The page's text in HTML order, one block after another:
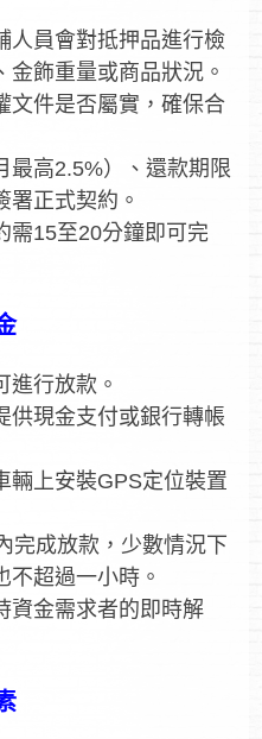
人員會對抵押品進行檢
飾重量或商品狀況。
文件是否屬實，確保合
最高2.5%）、還款期限
署正式契約。
需15至20分鐘即可完
進行放款。
供現金支付或銀行轉帳
輛上安裝GPS定位裝置
完成放款，少數情況下
不超過一小時。
資金需求者的即時解